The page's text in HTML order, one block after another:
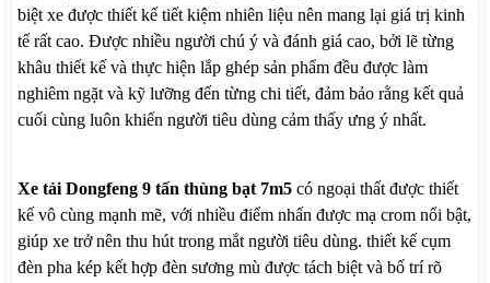
biệt xe được thiết kế tiết kiệm nhiên liệu nên mang lại giá trị kinh
tế rất cao. Được nhiều người chú ý và đánh giá cao, bởi lẽ từng
khâu thiết kế và thực hiện lắp ghép sản phẩm đều được làm
nghiêm ngặt và kỹ lưỡng đến từng chi tiết, đảm bảo rằng kết quả
cuối cùng luôn khiến người tiêu dùng cảm thấy ưng ý nhất.
Xe tải Dongfeng 9 tấn thùng bạt 7m5 có ngoại thất được thiết
kế vô cùng mạnh mẽ, với nhiều điểm nhấn được mạ crom nổi bật,
giúp xe trở nên thu hút trong mắt người tiêu dùng. thiết kế cụm
đèn pha kép kết hợp đèn sương mù được tách biệt và bố trí rõ